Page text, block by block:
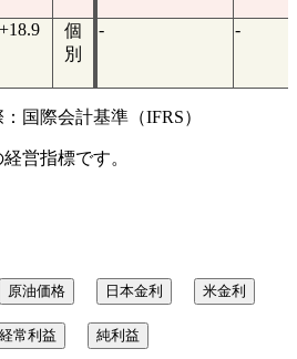
+18.9
個
別
- -
際会計基準（IFRS）
営指標です。
原油価格 日本金利 米金利
経常利益 純利益